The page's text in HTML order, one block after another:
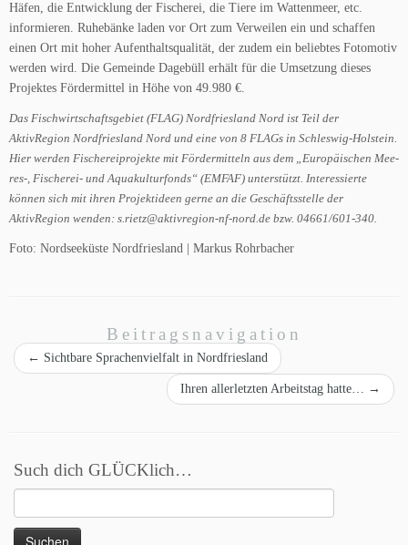
Häfen, die Entwicklung der Fischerei, die Tiere im Wattenmeer, etc.
informieren. Ruhebänke laden vor Ort zum Verweilen ein und schaffen
einen Ort mit hoher Aufenthaltsqualität, der zudem ein beliebtes Fotomotiv
werden wird. Die Gemeinde Dagebüll erhält für die Umsetzung dieses
Projektes Fördermittel in Höhe von 49.980 €.
Das Fischwirtschaftsgebiet (FLAG) Nordfriesland Nord ist Teil der
AktivRegion Nordfriesland Nord und eine von 8 FLAGs in Schleswig-Holstein.
Hier werden Fischereiprojekte mit Fördermitteln aus dem „Europäischen Mee-
res-, Fischerei- und Aquakulturfonds“ (EMFAF) unterstützt. Interessierte
können sich mit ihren Projektideen gerne an die Geschäftsstelle der
AktivRegion wenden: s.rietz@aktivregion-nf-nord.de bzw. 04661/601-340.
Foto: Nordseeküste Nordfriesland | Markus Rohrbacher
Beitragsnavigation
← Sichtbare Sprachenvielfalt in Nordfriesland
Ihren allerletzten Arbeitstag hatte… →
Such dich GLÜCKlich…
nach: